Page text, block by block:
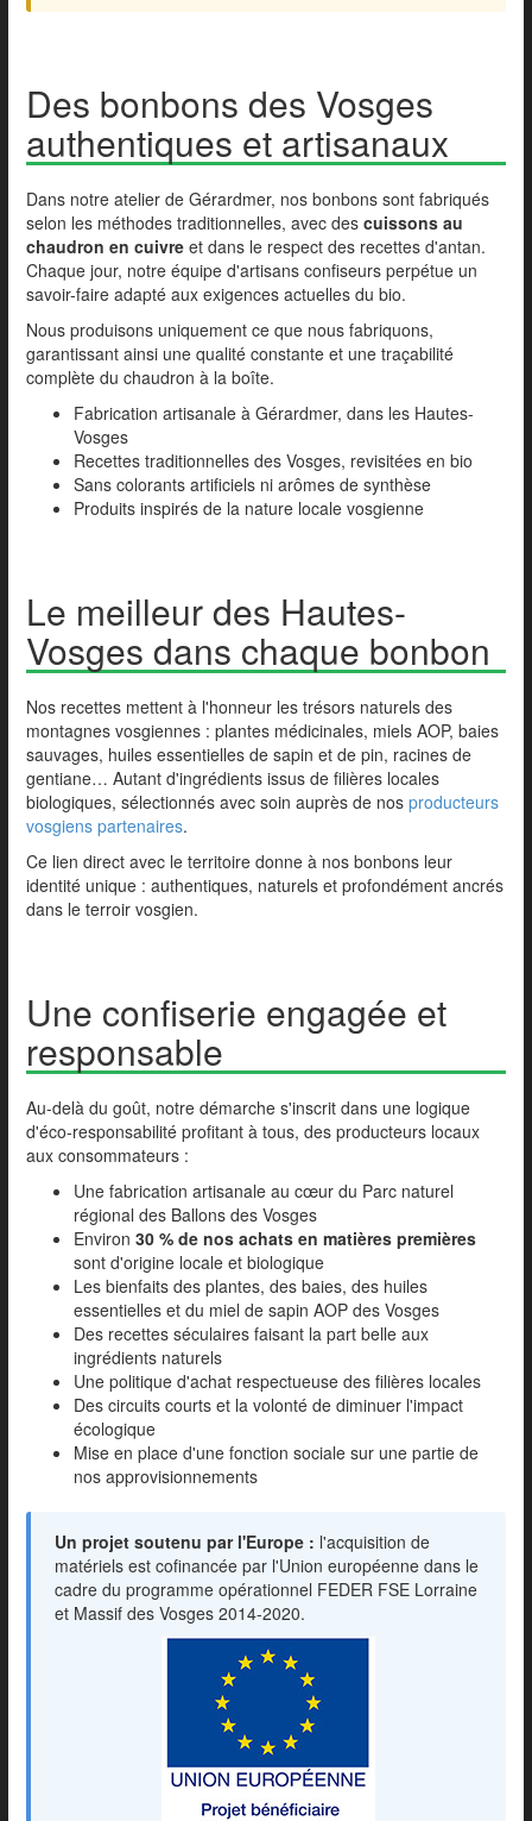
Des bonbons des Vosges
authentiques et artisanaux
Dans notre atelier de Gérardmer, nos bonbons sont fabriqués
selon les méthodes traditionnelles, avec des cuissons au
chaudron en cuivre et dans le respect des recettes d'antan.
Chaque jour, notre équipe d'artisans confiseurs perpétue un
savoir-faire adapté aux exigences actuelles du bio.
Nous produisons uniquement ce que nous fabriquons,
garantissant ainsi une qualité constante et une traçabilité
complète du chaudron à la boîte.
Fabrication artisanale à Gérardmer, dans les Hautes-
Vosges
Recettes traditionnelles des Vosges, revisitées en bio
Sans colorants artificiels ni arômes de synthèse
Produits inspirés de la nature locale vosgienne
Le meilleur des Hautes-
Vosges dans chaque bonbon
Nos recettes mettent à l'honneur les trésors naturels des
montagnes vosgiennes : plantes médicinales, miels AOP, baies
sauvages, huiles essentielles de sapin et de pin, racines de
gentiane… Autant d'ingrédients issus de filières locales
biologiques, sélectionnés avec soin auprès de nos producteurs
vosgiens partenaires.
Ce lien direct avec le territoire donne à nos bonbons leur
identité unique : authentiques, naturels et profondément ancrés
dans le terroir vosgien.
Une confiserie engagée et
responsable
Au-delà du goût, notre démarche s'inscrit dans une logique
d'éco-responsabilité profitant à tous, des producteurs locaux
aux consommateurs :
Une fabrication artisanale au cœur du Parc naturel
régional des Ballons des Vosges
Environ 30 % de nos achats en matières premières
sont d'origine locale et biologique
Les bienfaits des plantes, des baies, des huiles
essentielles et du miel de sapin AOP des Vosges
Des recettes séculaires faisant la part belle aux
ingrédients naturels
Une politique d'achat respectueuse des filières locales
Des circuits courts et la volonté de diminuer l'impact
écologique
Mise en place d'une fonction sociale sur une partie de
nos approvisionnements
Un projet soutenu par l'Europe : l'acquisition de
matériels est cofinancée par l'Union européenne dans le
cadre du programme opérationnel FEDER FSE Lorraine
et Massif des Vosges 2014-2020.